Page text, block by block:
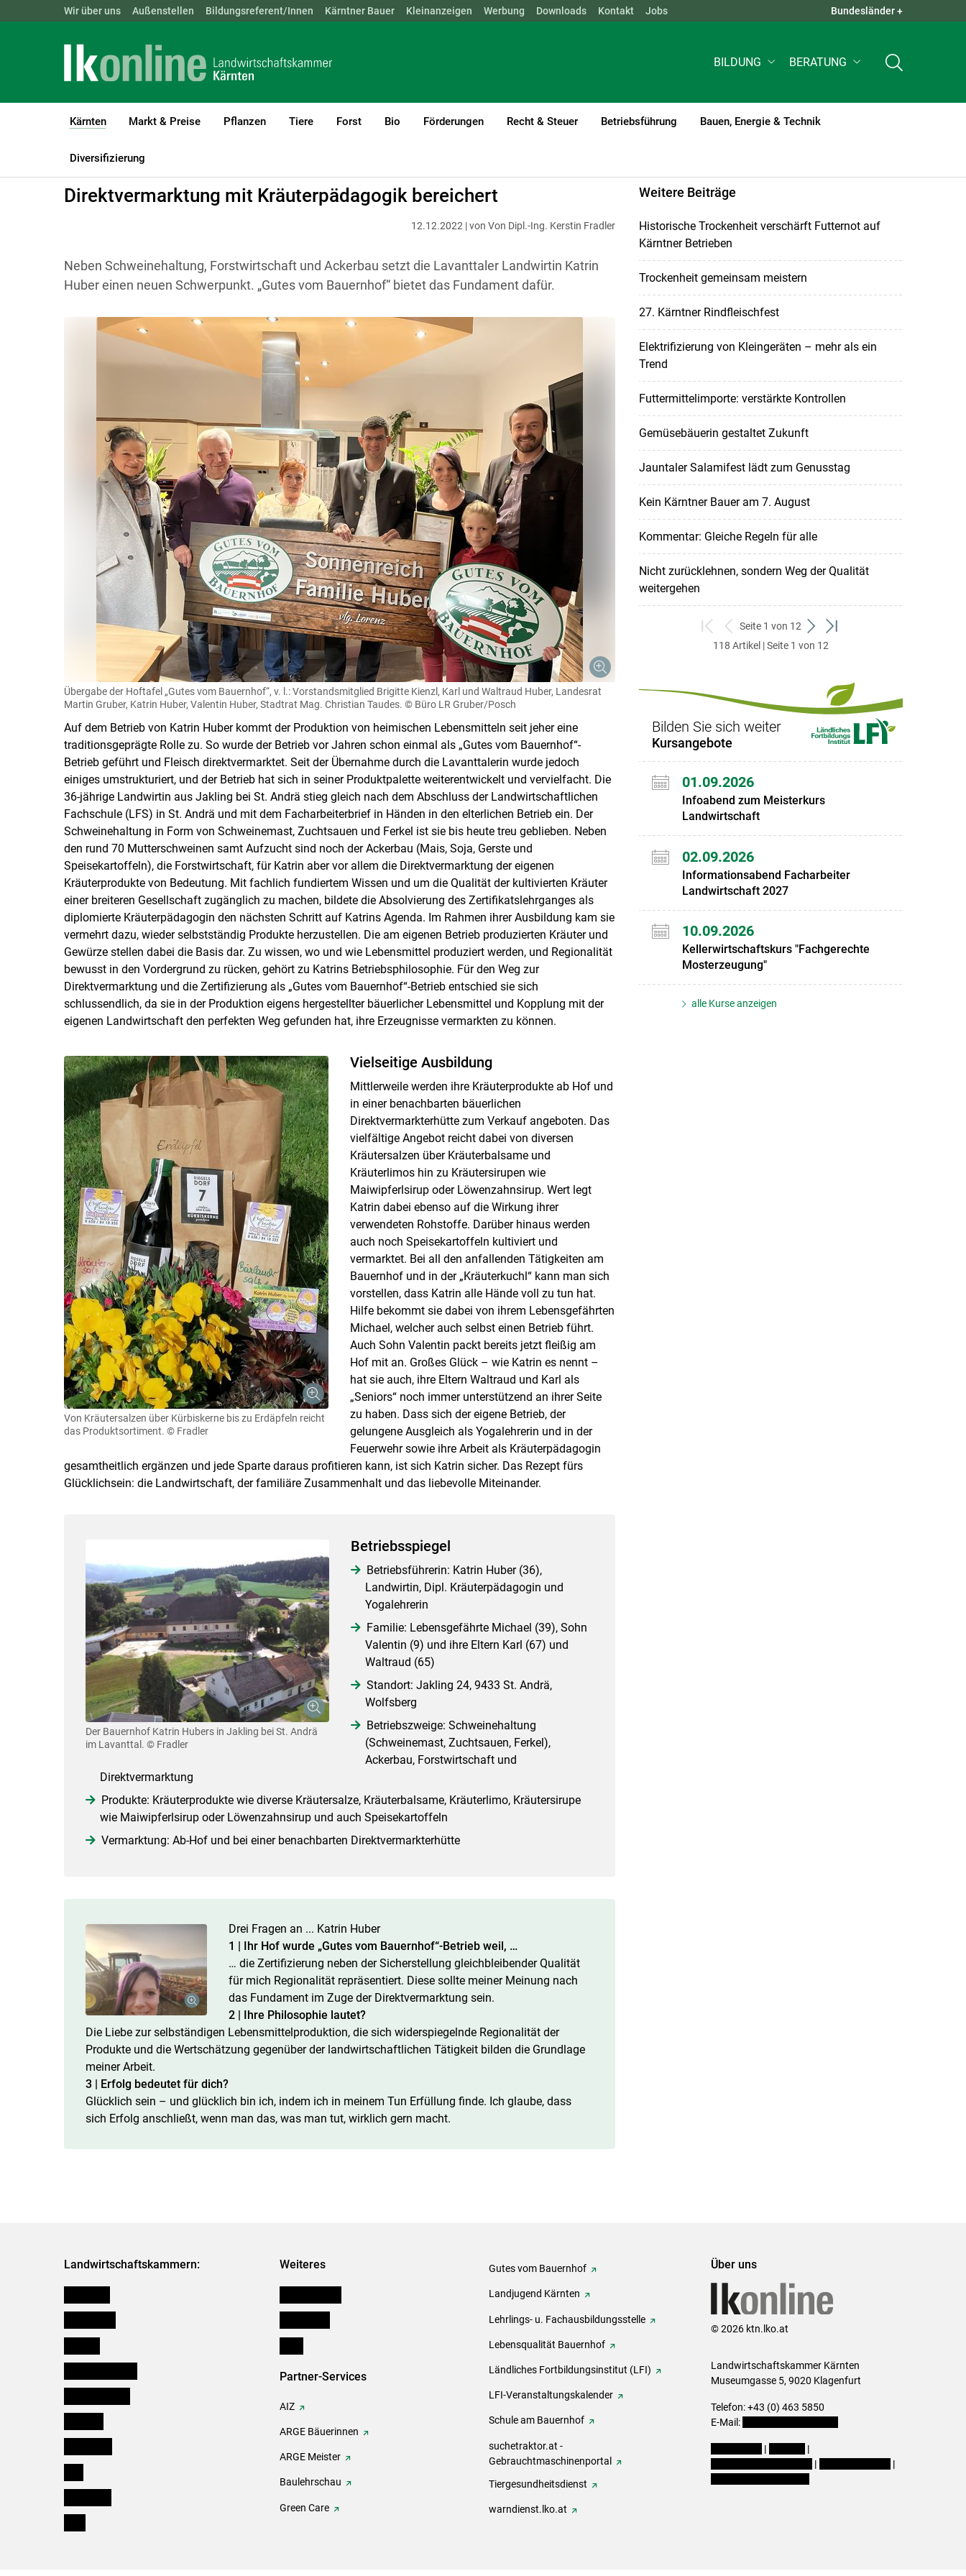
Skip to main content
Landwirtschaftskammern: ÖSTERREICH BGLD KTN NÖ OÖ SBG STMK TIROL VBG WIEN QUICK LINKS +
Wir über uns Außenstellen Bildungsreferent/Innen Kärntner Bauer Kleinanzeigen Werbung Downloads Kontakt Jobs Bundesländer +
BILDUNG BERATUNG
Kärnten
(current)1
Markt & Preise Pflanzen Tiere Forst Bio Förderungen Recht & Steuer Betriebsführung Bauen, Energie & Technik
Diversifizierung
LK Kärnten Kärnten
Direktvermarktung mit Kräuterpädagogik bereichert
12.12.2022 | von Von Dipl.-Ing. Kerstin Fradler
Neben Schweinehaltung, Forstwirtschaft und Ackerbau setzt die Lavanttaler Landwirtin Katrin
Huber einen neuen Schwerpunkt. „Gutes vom Bauernhof“ bietet das Fundament dafür.
Übergabe der Hoftafel „Gutes vom Bauernhof“, v. l.: Vorstandsmitglied Brigitte Kienzl, Karl und Waltraud ­Huber, Landesrat
Martin Gruber, Katrin Huber, Valentin Huber, Stadtrat Mag. Christian Taudes. © Büro LR Gruber/​Posch
Auf dem Betrieb von Katrin Huber kommt der Produktion von heimischen Lebensmitteln seit jeher eine
traditionsgeprägte Rolle zu. So wurde der Betrieb vor Jahren schon einmal als „Gutes vom Bauernhof“-
Betrieb geführt und Fleisch direktvermarktet. Seit der Übernahme durch die Lavanttalerin wurde jedoch
einiges umstrukturiert, und der Betrieb hat sich in seiner Produktpalette weiterentwickelt und vervielfacht. Die
36-jährige Landwirtin aus Jakling bei St. Andrä stieg gleich nach dem Abschluss der Landwirtschaftlichen
Fachschule (LFS) in St. Andrä und mit dem Facharbeiterbrief in Händen in den elterlichen Betrieb ein. Der
Schweinehaltung in Form von Schweinemast, Zuchtsauen und Ferkel ist sie bis heute treu geblieben. Neben
den rund 70 Mutterschweinen samt Aufzucht sind noch der Ackerbau (Mais, Soja, Gerste und
Speisekartoffeln), die Forstwirtschaft, für Katrin aber vor allem die Direktvermarktung der eigenen
Kräuterprodukte von Bedeutung. Mit fachlich fundiertem Wissen und um die Qualität der kultivierten Kräuter
einer breiteren Gesellschaft zugänglich zu machen, bildete die Absolvierung des Zertifikatslehrganges als
diplomierte Kräuterpädagogin den nächsten Schritt auf Katrins Agenda. Im Rahmen ihrer Ausbildung kam sie
vermehrt dazu, wieder selbstständig Produkte herzustellen. Die am eigenen Betrieb produzierten Kräuter und
Gewürze stellen dabei die Basis dar. Zu wissen, wo und wie Lebensmittel produziert werden, und Regionalität
bewusst in den Vordergrund zu rücken, gehört zu Katrins Betriebsphilosophie. Für den Weg zur
Direktvermarktung und die Zertifizierung als „Gutes vom Bauernhof“-Betrieb entschied sie sich
schlussendlich, da sie in der Produktion eigens hergestellter bäuerlicher Lebensmittel und Kopplung mit der
eigenen Landwirtschaft den perfekten Weg gefunden hat, ihre Erzeugnisse vermarkten zu können.
Von Kräutersalzen über Kürbiskerne bis zu Erdäpfeln reicht
das Produktsortiment. © Fradler
Vielseitige Ausbildung
Mittlerweile werden ihre Kräuterprodukte ab Hof und
in einer benachbarten bäuerlichen
Direktvermarkterhütte zum Verkauf angeboten. Das
vielfältige Angebot reicht dabei von diversen
Kräutersalzen über Kräuterbalsame und
Kräuterlimos hin zu Kräutersirupen wie
Maiwipferlsirup oder Löwenzahnsirup. Wert legt
Katrin dabei ebenso auf die Wirkung ihrer
verwendeten Rohstoffe. Darüber hinaus werden
auch noch Speisekartoffeln kultiviert und
vermarktet. Bei all den anfallenden Tätigkeiten am
Bauernhof und in der „Kräuterkuchl“ kann man sich
vorstellen, dass Katrin alle Hände voll zu tun hat.
Hilfe bekommt sie dabei von ihrem Lebensgefährten
Michael, welcher auch selbst einen Betrieb führt.
Auch Sohn Valentin packt bereits jetzt fleißig am
Hof mit an. Großes Glück – wie Katrin es nennt –
hat sie auch, ihre Eltern Waltraud und Karl als
„Seniors“ noch immer unterstützend an ihrer Seite
zu haben. Dass sich der eigene Betrieb, der
gelungene Ausgleich als Yogalehrerin und in der
Feuerwehr sowie ihre Arbeit als Kräuterpädagogin
gesamtheitlich ergänzen und jede Sparte daraus profitieren kann, ist sich Katrin sicher. Das Rezept fürs
Glücklichsein: die Landwirtschaft, der familiäre Zusammenhalt und das liebevolle Miteinander.
Der Bauernhof Katrin Hubers in Jakling bei St. Andrä
im Lavanttal. © Fradler
Betriebsspiegel
Betriebsführerin: Katrin Huber (36),
Landwirtin, Dipl. Kräuterpädagogin und
Yogalehrerin
Familie: Lebensgefährte Michael (39), Sohn
Valentin (9) und ihre Eltern Karl (67) und
Waltraud (65)
Standort: Jakling 24, 9433 St. Andrä,
Wolfsberg
Betriebszweige: Schweinehaltung
(Schweinemast, Zuchtsauen, Ferkel),
Ackerbau, Forstwirtschaft und
Direktvermarktung
Produkte: Kräuterprodukte wie diverse Kräutersalze, Kräuterbalsame, Kräuterlimo, Kräutersirupe
wie Maiwipferlsirup oder Löwenzahnsirup und auch Speisekartoffeln
Vermarktung: Ab-Hof und bei einer benachbarten Direktvermarkterhütte
Drei Fragen an ... Katrin Huber
1 | Ihr Hof wurde „Gutes vom Bauernhof“-Betrieb weil, …
… die Zertifizierung neben der Sicherstellung gleichbleibender Qualität
für mich Regionalität repräsentiert. Diese sollte meiner Meinung nach
das Fundament im Zuge der Direktvermarktung sein.
2 | Ihre Philosophie lautet?
Die Liebe zur selbständigen Lebensmittelproduktion, die sich widerspiegelnde Regionalität der
Produkte und die Wertschätzung gegenüber der landwirtschaftlichen Tätigkeit bilden die Grundlage
meiner Arbeit.
3 | Erfolg bedeutet für dich?
Glücklich sein – und glücklich bin ich, indem ich in meinem Tun Erfüllung finde. Ich glaube, dass
sich Erfolg anschließt, wenn man das, was man tut, wirklich gern macht.
Weitere Beiträge
Historische Trockenheit verschärft Futternot auf
Kärntner Betrieben
Trockenheit gemeinsam meistern
27. Kärntner Rindfleischfest
Elektrifizierung von Kleingeräten – mehr als ein
Trend
Futtermittelimporte: verstärkte Kontrollen
Gemüsebäuerin gestaltet Zukunft
Jauntaler Salamifest lädt zum Genusstag
Kein Kärntner Bauer am 7. August
Kommentar: Gleiche Regeln für alle
Nicht zurücklehnen, sondern Weg der Qualität
weitergehen
zum
ersten
zurück
zum
Seite 1 von 12
weiter
zum
zum
118 Artikel | Seite 1 von 12
Bilden Sie sich weiter
Kursangebote
01.09.2026
Infoabend zum Meisterkurs
Landwirtschaft
02.09.2026
Informationsabend Facharbeiter
Landwirtschaft 2027
10.09.2026
Kellerwirtschaftskurs "Fachgerechte
Mosterzeugung"
alle Kurse anzeigen
Landwirtschaftskammern: Weiteres
Partner-Services
AIZ
ARGE Bäuerinnen
ARGE Meister
Baulehrschau
Green Care
Gutes vom Bauernhof
Landjugend Kärnten
Lehrlings- u. Fachausbildungsstelle
Lebensqualität Bauernhof
Ländliches Fortbildungsinstitut (LFI)
LFI-Veranstaltungskalender
Schule am Bauernhof
suchetraktor.at -
Gebrauchtmaschinenportal
Tiergesundheitsdienst
warndienst.lko.at
Über uns
© 2026 ktn.lko.at
Landwirtschaftskammer Kärnten
Museumgasse 5, 9020 Klagenfurt
Telefon: +43 (0) 463 5850
E-Mail:
|
|
|
|